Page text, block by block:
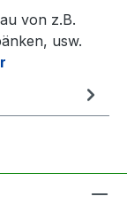
von z.B.
usw.